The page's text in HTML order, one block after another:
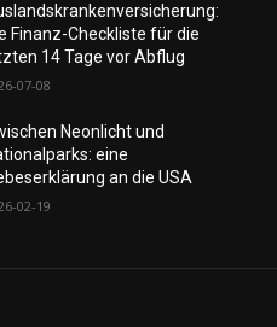
Finanz-Checkliste für die
14 Tage vor Abflug
07-08
Neonlicht und
eine
an die USA
02-19